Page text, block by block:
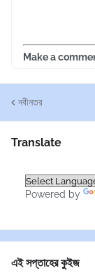
Make a
নবীনতর
Translate
Powered by
এই সপ্তাহের কুইজ